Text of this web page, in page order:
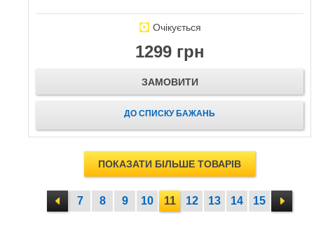
Очікується
1299 грн
ЗАМОВИТИ
ДО СПИСКУ БАЖАНЬ
ПОКАЗАТИ БІЛЬШЕ ТОВАРІВ
7 8 9 10 11 12 13 14 15